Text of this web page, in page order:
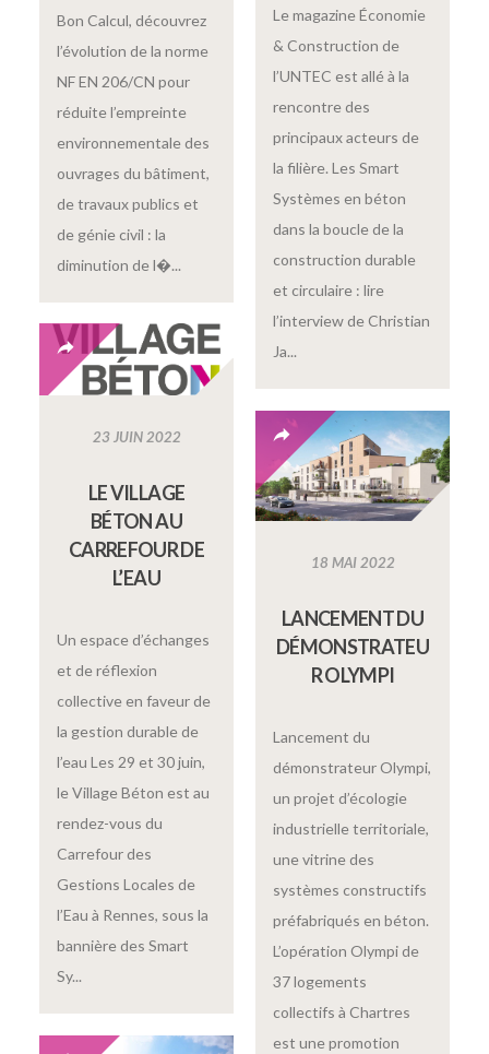
Bon Calcul, découvrez
l’évolution de la norme
NF EN 206/CN pour
réduite l’empreinte
environnementale des
ouvrages du bâtiment,
de travaux publics et
de génie civil : la
diminution de l�...
Le magazine Économie
& Construction de
l’UNTEC est allé à la
rencontre des
principaux acteurs de
la filière. Les Smart
Systèmes en béton
dans la boucle de la
construction durable
et circulaire : lire
l’interview de Christian
Ja...
23 JUIN 2022
LE VILLAGE
BÉTON AU
CARREFOUR DE
L’EAU
Un espace d’échanges
et de réflexion
collective en faveur de
la gestion durable de
l’eau Les 29 et 30 juin,
le Village Béton est au
rendez-vous du
Carrefour des
Gestions Locales de
l’Eau à Rennes, sous la
bannière des Smart
Sy...
18 MAI 2022
LANCEMENT DU
DÉMONSTRATEU
R OLYMPI
Lancement du
démonstrateur Olympi,
un projet d’écologie
industrielle territoriale,
une vitrine des
systèmes constructifs
préfabriqués en béton.
L’opération Olympi de
37 logements
collectifs à Chartres
est une promotion